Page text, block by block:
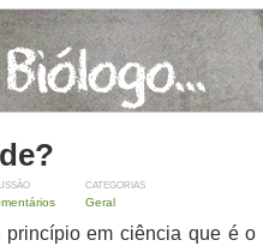
CATEGORIAS
Geral
princípio em ciência que é o